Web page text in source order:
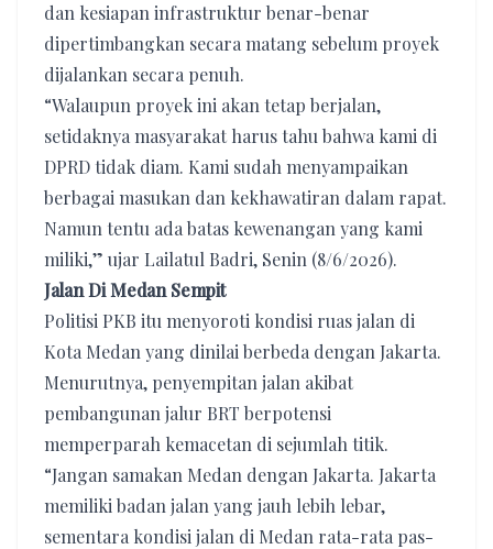
dan kesiapan infrastruktur benar-benar
dipertimbangkan secara matang sebelum proyek
dijalankan secara penuh.
“Walaupun proyek ini akan tetap berjalan,
setidaknya masyarakat harus tahu bahwa kami di
DPRD tidak diam. Kami sudah menyampaikan
berbagai masukan dan kekhawatiran dalam rapat.
Namun tentu ada batas kewenangan yang kami
miliki,” ujar Lailatul Badri, Senin (8/6/2026).
Jalan Di Medan Sempit
Politisi PKB itu menyoroti kondisi ruas jalan di
Kota Medan yang dinilai berbeda dengan Jakarta.
Menurutnya, penyempitan jalan akibat
pembangunan jalur BRT berpotensi
memperparah kemacetan di sejumlah titik.
“Jangan samakan Medan dengan Jakarta. Jakarta
memiliki badan jalan yang jauh lebih lebar,
sementara kondisi jalan di Medan rata-rata pas-